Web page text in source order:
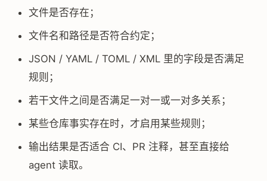
文件是否存在；
文件名和路径是否符合约定；
JSON / YAML / TOML / XML 里的字段是否满足
规则；
若干文件之间是否满足一对一或一对多关系；
某些仓库事实存在时，才启用某些规则；
输出结果是否适合 CI、PR 注释，甚至直接给
agent 读取。